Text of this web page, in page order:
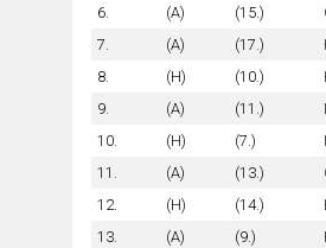
6.
(A) (15.)
7.
(A) (17.)
8.
(H) (10.)
9.
(A) (11.)
10.
(H) (7.)
11.
(A) (13.)
12.
(H) (14.)
13.
(A) (9.)